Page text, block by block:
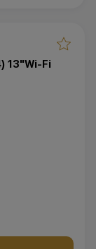
13"Wi-Fi